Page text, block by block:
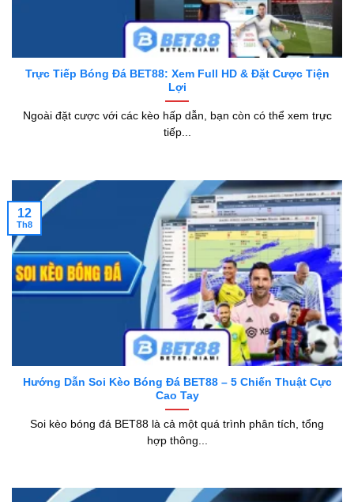
Trực Tiếp Bóng Đá BET88: Xem Full HD & Đặt Cược Tiện
Lợi
Ngoài đặt cược với các kèo hấp dẫn, bạn còn có thể xem trực
tiếp...
Hướng Dẫn Soi Kèo Bóng Đá BET88 – 5 Chiến Thuật Cực
Cao Tay
Soi kèo bóng đá BET88 là cả một quá trình phân tích, tổng
hợp thông...
12
Th8